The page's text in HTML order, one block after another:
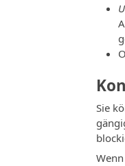
Sie